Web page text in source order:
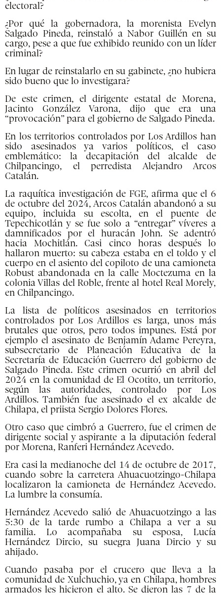
electoral?
¿Por qué la gobernadora, la morenista Evelyn
Salgado Pineda, reinstaló a Nabor Guillén en su
cargo, pese a que fue exhibido reunido con un líder
criminal?
En lugar de reinstalarlo en su gabinete, ¿no hubiera
sido bueno que lo investigara?
De este crimen, el dirigente estatal de Morena,
Jacinto González Varona, dijo que era una
“provocación” para el gobierno de Salgado Pineda.
En los territorios controlados por Los Ardillos han
sido asesinados ya varios políticos, el caso
emblemático: la decapitación del alcalde de
Chilpancingo, el perredista Alejandro Arcos
Catalán.
La raquítica investigación de FGE, afirma que el 6
de octubre del 2024, Arcos Catalán abandonó a su
equipo, incluida su escolta, en el puente de
Tepechicotlán y se fue solo a “entregar” víveres a
damnificados por el huracán John. Se adentró
hacia Mochitlán. Casi cinco horas después lo
hallaron muerto: su cabeza estaba en el toldo y el
cuerpo en el asiento del copiloto de una camioneta
Robust abandonada en la calle Moctezuma en la
colonia Villas del Roble, frente al hotel Real Morely,
en Chilpancingo.
La lista de políticos asesinados en territorios
controlados por Los Ardillos es larga, unos más
brutales que otros, pero todos impunes. Está por
ejemplo el asesinato de Benjamín Adame Pereyra,
subsecretario de Planeación Educativa de la
Secretaría de Educación Guerrero del gobierno de
Salgado Pineda. Este crimen ocurrió en abril del
2024 en la comunidad de El Ocotito, un territorio,
según las autoridades, controlado por Los
Ardillos. También fue asesinado el ex alcalde de
Chilapa, el priista Sergio Dolores Flores.
Otro caso que cimbró a Guerrero, fue el crimen de
dirigente social y aspirante a la diputación federal
por Morena, Ranferi Hernández Acevedo.
Era casi la medianoche del 14 de octubre de 2017,
cuando sobre la carretera Ahuacuotzingo-Chilapa
localizaron la camioneta de Hernández Acevedo.
La lumbre la consumía.
Hernández Acevedo salió de Ahuacuotzingo a las
5:30 de la tarde rumbo a Chilapa a ver a su
familia. Lo acompañaba su esposa, Lucía
Hernández Dircio, su suegra Juana Dircio y su
ahijado.
Cuando pasaba por el crucero que lleva a la
comunidad de Xulchuchio, ya en Chilapa, hombres
armados les hicieron el alto. Se dieron las 7 de la